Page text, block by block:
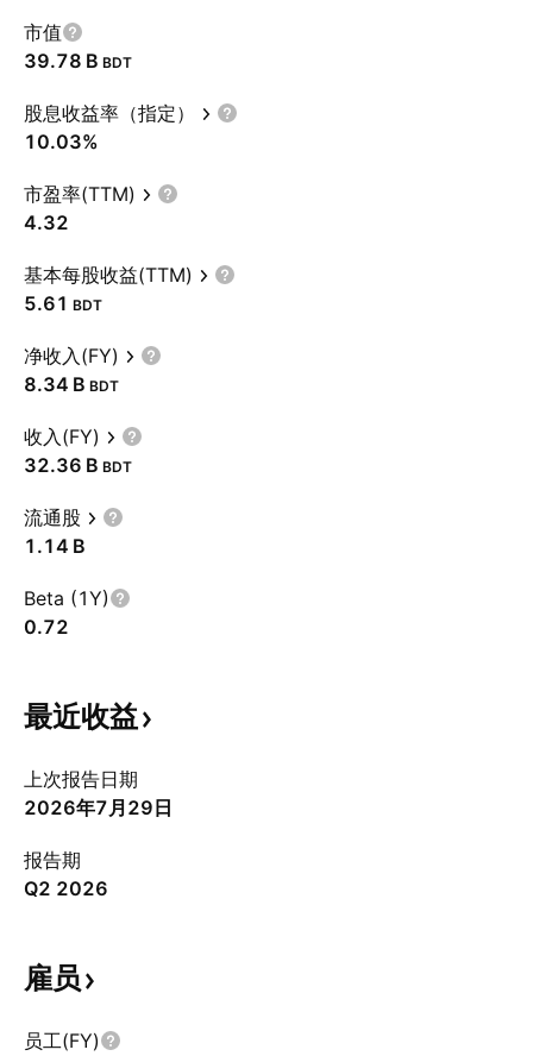
市值
‪39.78 B‬ BDT
股息收益率（指定）
10.03%
市盈率(TTM)
4.32
基本每股收益(TTM)
5.61 BDT
净收入(FY)
‪8.34 B‬ BDT
收入(FY)
‪32.36 B‬ BDT
流通股
‪1.14 B‬
Beta (1Y)
0.72
最近收益
上次报告日期
2026年7月29日
报告期
Q2 2026
雇员
员工(FY)